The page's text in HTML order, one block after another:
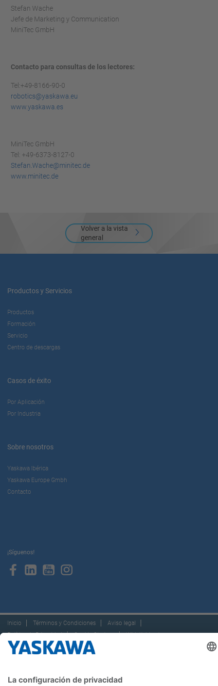
Stefan Wache
Jefe de Marketing y Communication
MiniTec GmbH
Contacto para consultas de los lectores:
Tel:+49-8166-90-0
robotics@yaskawa.eu
www.yaskawa.es
MiniTec GmbH
Tel: +49-6373-8127-0
Stefan.Wache@minitec.de
www.minitec.de
Volver a la vista
general
Productos y Servicios
Productos
Formación
Servicio
Centro de descargas
Casos de éxito
Por Aplicación
Por Industria
Sobre nosotros
Yaskawa Ibérica
Yaskawa Europe Gmbh
Contacto
¡Síguenos!
Inicio Términos y Condiciones
Aviso legal
Política de Privacidad
Cookie Choices
Whistleblowing
Yaskawa Europe GmbH